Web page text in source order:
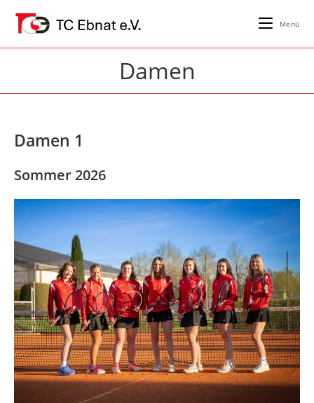
Inhalt
Menü
Damen
Damen 1
Sommer 2026